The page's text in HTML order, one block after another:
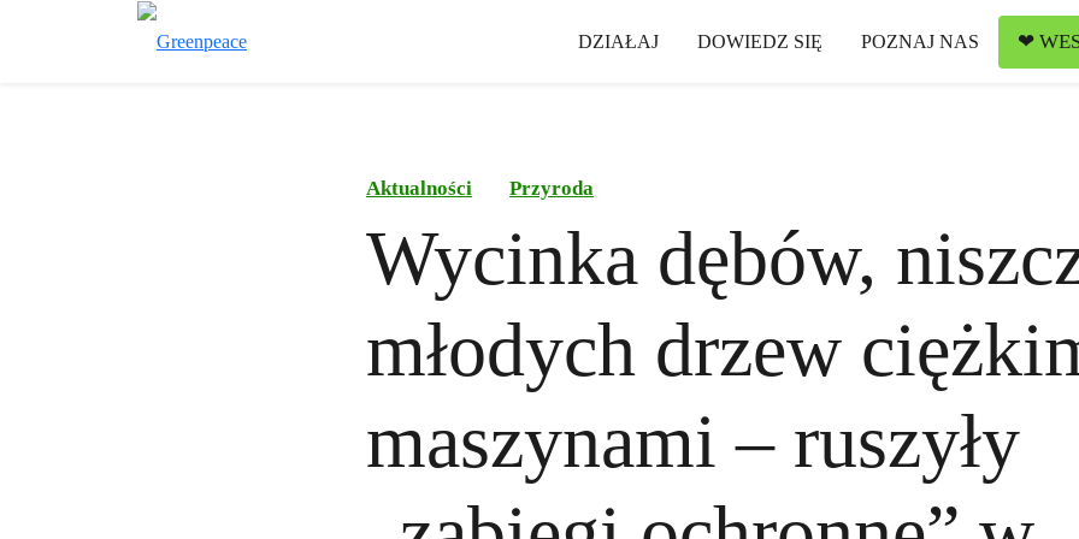
DZIAŁAJ DOWIEDZ SIĘ POZNAJ NAS ❤
Aktualności Przyroda
Wycinka dębów,
młodych drzew
maszynami – ruszyły